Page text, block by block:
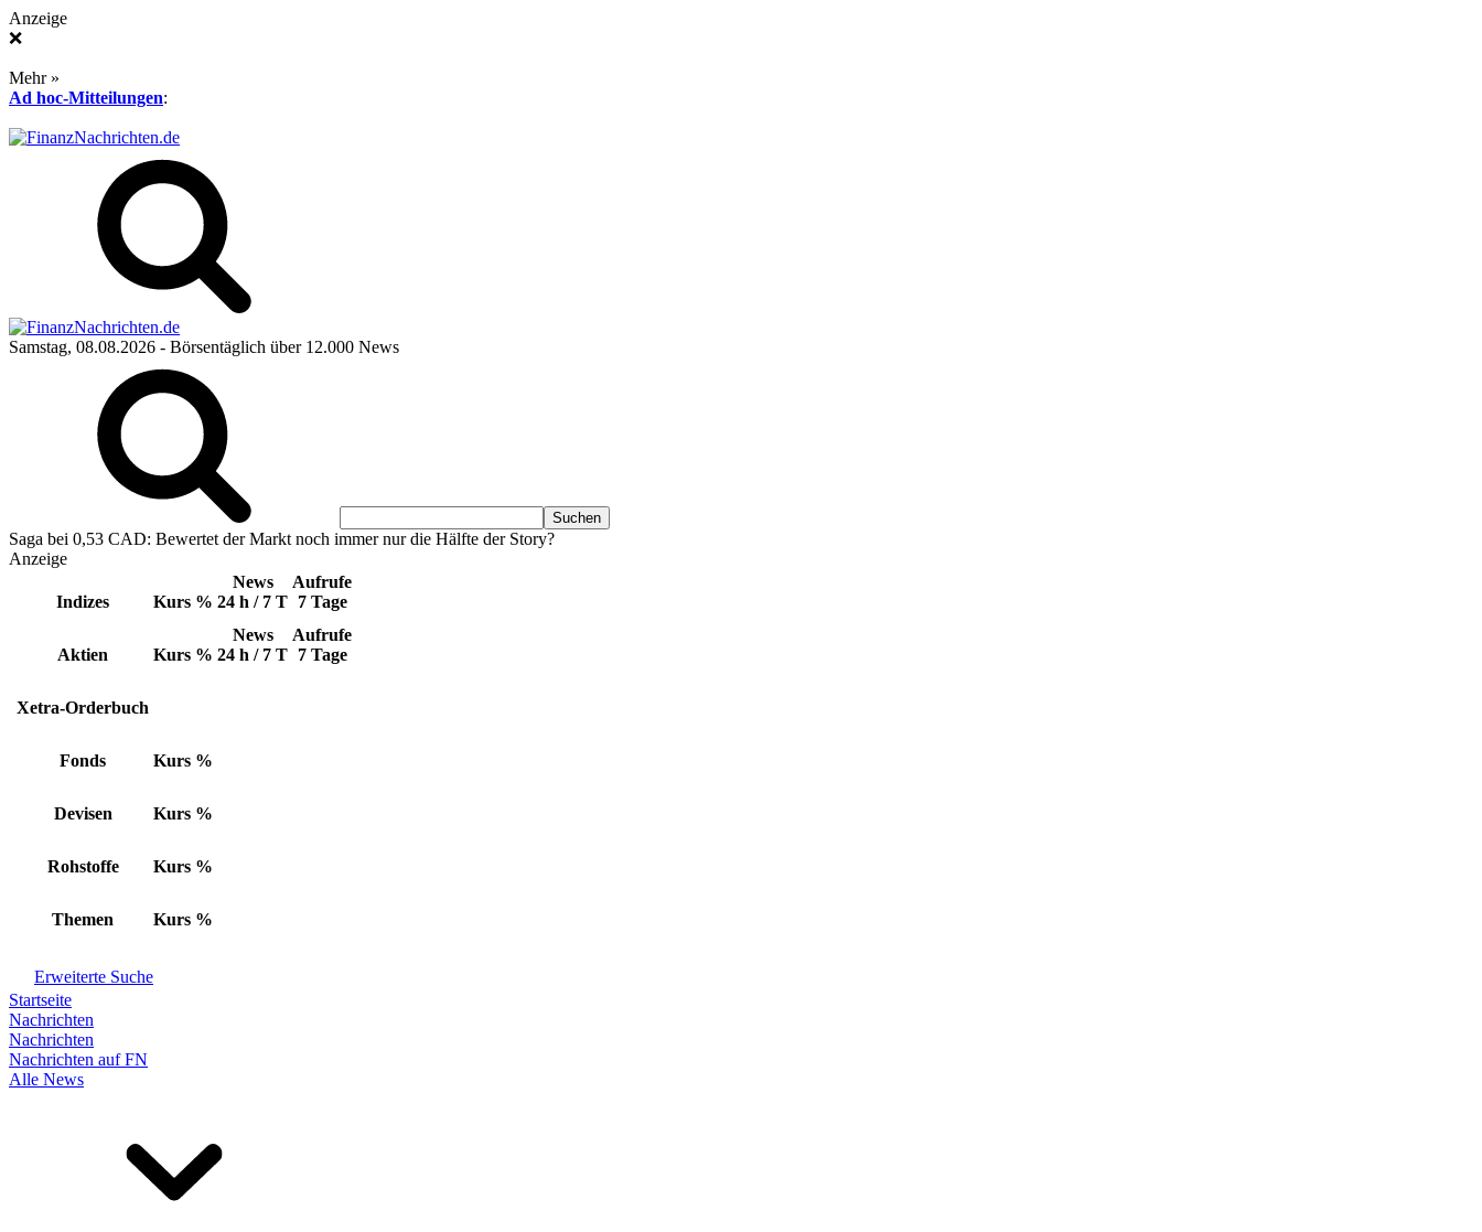
Anzeige
❌
Mehr »
Ad hoc-Mitteilungen:
Samstag, 08.08.2026 - Börsentäglich über 12.000 News
Saga bei 0,53 CAD: Bewertet der Markt noch immer nur die Hälfte der Story?
Anzeige
Indizes Kurs %
News
24 h / 7 T
Aufrufe
7 Tage
Aktien Kurs %
News
24 h / 7 T
Aufrufe
7 Tage
Xetra-Orderbuch
Fonds Kurs %
Devisen Kurs %
Rohstoffe Kurs %
Themen Kurs %
Erweiterte Suche
Startseite
Nachrichten
Nachrichten
Nachrichten auf FN
Alle News